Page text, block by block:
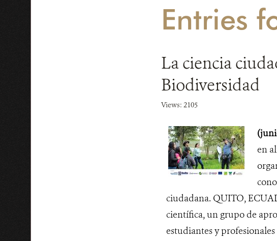
Entries
La ciencia
Biodiversidad
Views: 2105
en
ciudadana. QUITO,
científica, un grupo de
estudiantes y